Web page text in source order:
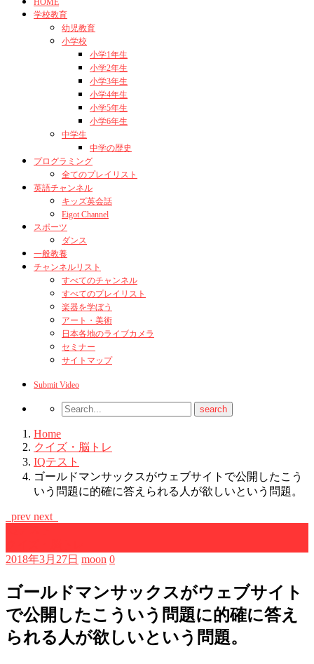
HOME
学校教育
幼児教育
小学校
小学1年生
小学2年生
小学3年生
小学4年生
小学5年生
小学6年生
中学生
中学の歴史
プログラミング
全てのプレイリスト
英語チャンネル
キッズ英会話
Eigot Channel
スポーツ
ダンス
一般教養
チャンネルリスト
すべてのチャンネル
すべてのプレイリスト
楽器を学ぼう
アート・美術
日本各地のライブカメラ
セミナー
サイトマップ
Submit Video
Home
クイズ・脳トレ
IQテスト
ゴールドマンサックスがウェブサイトで公開したこう
いう問題に的確に答えられる人が欲しいという問題。
prev next
2018年3月27日 moon 0
ゴールドマンサックスがウェブサイト
で公開したこういう問題に的確に答え
られる人が欲しいという問題。